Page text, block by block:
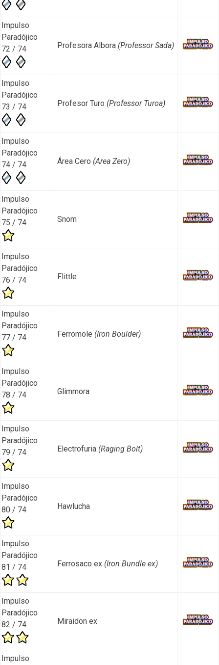
Impulso
Paradójico
72 / 74
Profesora Albora (Professor Sada)
Impulso
Paradójico
73 / 74
Profesor Turo (Professor Turoa)
Impulso
Paradójico
74 / 74
Área Cero (Area Zero)
Impulso
Paradójico
75 / 74
Snom
Impulso
Paradójico
76 / 74
Flittle
Impulso
Paradójico
77 / 74
Ferromole (Iron Boulder)
Impulso
Paradójico
78 / 74
Glimmora
Impulso
Paradójico
79 / 74
Electrofuria (Raging Bolt)
Impulso
Paradójico
80 / 74
Hawlucha
Impulso
Paradójico
81 / 74
Ferrosaco ex (Iron Bundle ex)
Impulso
Paradójico
82 / 74
Miraidon ex
Impulso